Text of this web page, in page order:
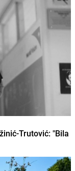
Trutović: "Bila